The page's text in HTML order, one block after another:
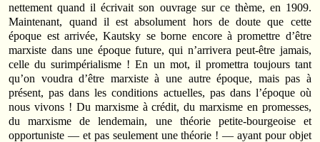
nettement quand il écrivait son ouvrage sur ce thème, en 1909.
Maintenant, quand il est absolument hors de doute que cette
époque est arrivée, Kautsky se borne encore à promettre d’être
marxiste dans une époque future, qui n’arrivera peut-être jamais,
celle du surimpérialisme ! En un mot, il promettra toujours tant
qu’on voudra d’être marxiste à une autre époque, mais pas à
présent, pas dans les conditions actuelles, pas dans l’époque où
nous vivons ! Du marxisme à crédit, du marxisme en promesses,
du marxisme de lendemain, une théorie petite-bourgeoise et
opportuniste — et pas seulement une théorie ! — ayant pour objet